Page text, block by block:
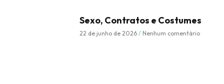
Sexo, Contratos e Costumes
22 de junho de 2026 Nenhum comentário